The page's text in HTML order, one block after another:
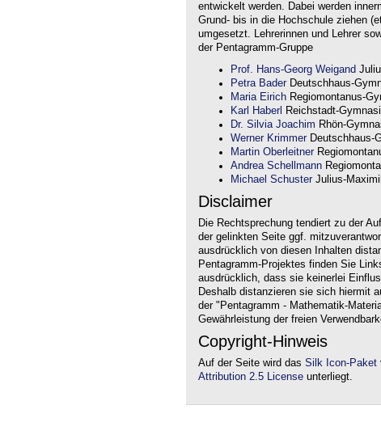
entwickelt werden. Dabei werden
Grund- bis in die Hochschule ziehen
umgesetzt. Lehrerinnen und Lehrer
der Pentagramm-Gruppe
Prof. Hans-Georg Weigand
Petra Bader Deutschhaus-
Maria Eirich Regiomontanus-
Karl Haberl
Reichstadt-
Dr. Silvia Joachim Rhön-
Werner Krimmer Deutschhaus-
Martin Oberleitner
Andrea Schellmann
Michael Schuster Julius-
Disclaimer
Die Rechtsprechung tendiert zu der
der gelinkten Seite ggf.
ausdrücklich von diesen Inhalten
Pentagramm-Projektes finden Sie
ausdrücklich, dass sie keinerlei
Deshalb distanzieren sie sich hiermit
der "Pentagramm - Mathematik-
Gewährleistung der freien
Copyright-Hinweis
Auf der Seite wird das Silk Icon-Paket
Attribution 2.5 License unterliegt.